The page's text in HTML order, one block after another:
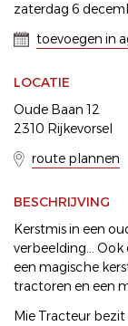
zaterdag 6
toevoegen in
LOCATIE
Oude Baan 12
2310 Rijkevorsel
route plannen
BESCHRIJVING
Kerstmis in een
verbeelding...
een magische
tractoren en een
Mie Tracteur